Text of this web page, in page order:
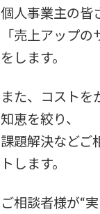
個人事業主の皆
「売上アップの
をします。
また、コストを
知恵を絞り、
課題解決などご
トします。
ご相談者様が“